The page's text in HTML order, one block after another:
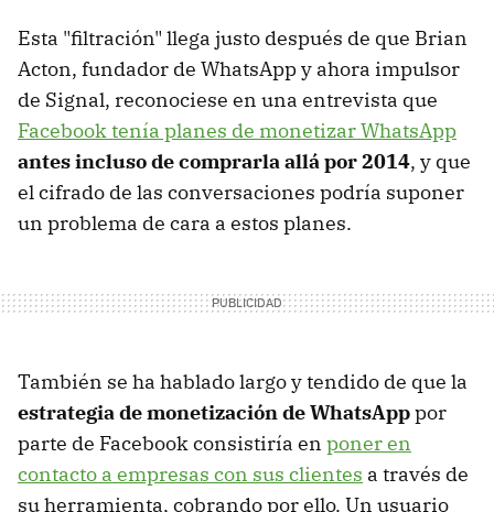
Esta "filtración" llega justo después de que Brian
Acton, fundador de WhatsApp y ahora impulsor
de Signal, reconociese en una entrevista que
Facebook tenía planes de monetizar WhatsApp
antes incluso de comprarla allá por 2014, y que
el cifrado de las conversaciones podría suponer
un problema de cara a estos planes.
También se ha hablado largo y tendido de que la
estrategia de monetización de WhatsApppor
parte de Facebook consistiría en poner en
contacto a empresas con sus clientes a través de
su herramienta, cobrando por ello. Un usuario